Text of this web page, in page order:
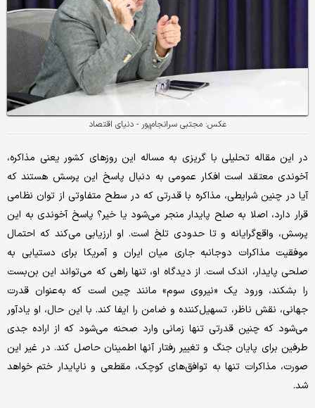
عکس: مجتبی سرانجام‌پور - دنیای اقتصاد
در این مقاله تحلیلی با گریزی به مساله این روزهای کشور یعنی مذاکره،
آخوندی معتقد است افکار عمومی به دنبال پاسخ این پرسش هستند که
آیا در چنین شرایطی، مذاکره با قدرتی که در سطح متفاوتی از توان نظامی
قرار دارد، اصلا به صلح پایدار منجر می‌شود یا خیر؟ پاسخ آخوندی به این
پرسش، واقع‌گرایانه و تا حدودی تلخ است. او ارزیابی می‌کند که احتمال
موفقیت مذاکرات دوجانبه جاری میان ایران و آمریکا برای دستیابی به
صلحی پایدار، اندک است. از دیدگاه او، تنها راهی که می‌تواند این بن‌بست
را بشکند، ورود یک «نیروی سوم» مانند چین است که به‌عنوان قدرت
جهانی، نقش ناظر، تسهیل‌کننده و ضامن را ایفا کند. با این حال، او یادآور
می‌شود که چنین قدرتی تنها زمانی وارد صحنه می‌شود که از اراده جدی
طرفین برای پایان جنگ و تغییر رفتار آنها اطمینان حاصل کند. در غیر این
صورت، مذاکرات تنها به توافق‌های کوچک، مقطعی و ناپایدار ختم خواهد
شد.